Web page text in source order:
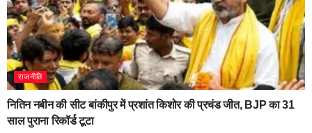
राजनीति
नितिन नबीन की सीट बांकीपुर में प्रशांत किशोर की प्रचंड जीत, BJP का 31
साल पुराना रिकॉर्ड टूटा